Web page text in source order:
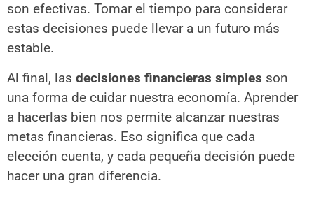
son efectivas. Tomar el tiempo para considerar
estas decisiones puede llevar a un futuro más
estable.
Al final, las decisiones financieras simples son
una forma de cuidar nuestra economía. Aprender
a hacerlas bien nos permite alcanzar nuestras
metas financieras. Eso significa que cada
elección cuenta, y cada pequeña decisión puede
hacer una gran diferencia.